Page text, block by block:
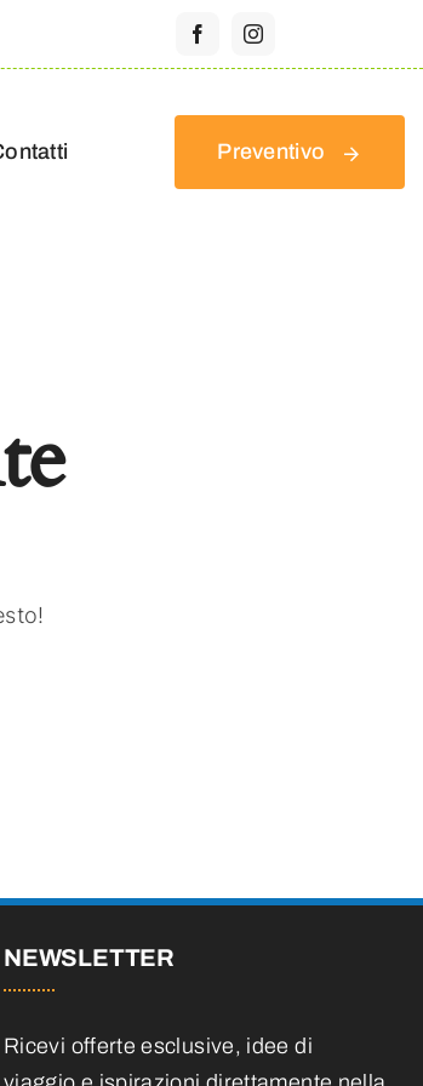
Preventivo
NEWSLETTER
Ricevi offerte esclusive, idee di